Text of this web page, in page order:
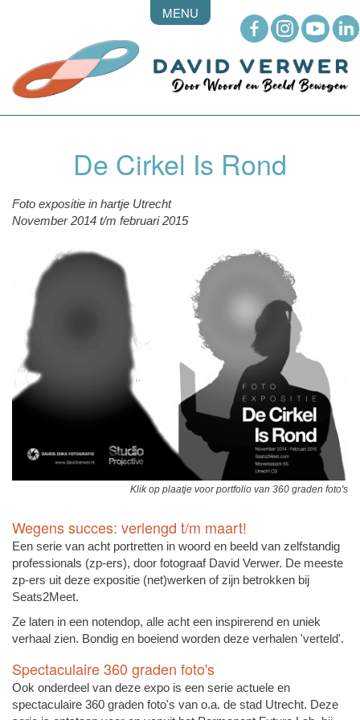
MENU
De Cirkel Is Rond
Foto expositie in hartje Utrecht
November 2014 t/m februari 2015
Klik op plaatje voor portfolio van 360 graden foto's
Wegens succes: verlengd t/m maart!
Een serie van acht portretten in woord en beeld van zelfstandig
professionals (zp-ers), door fotograaf David Verwer. De meeste
zp-ers uit deze expositie (net)werken of zijn betrokken bij
Seats2Meet.
Ze laten in een notendop, alle acht een inspirerend en uniek
verhaal zien. Bondig en boeiend worden deze verhalen 'verteld'.
Spectaculaire 360 graden foto's
Ook onderdeel van deze expo is een serie actuele en
spectaculaire 360 graden foto's van o.a. de stad Utrecht. Deze